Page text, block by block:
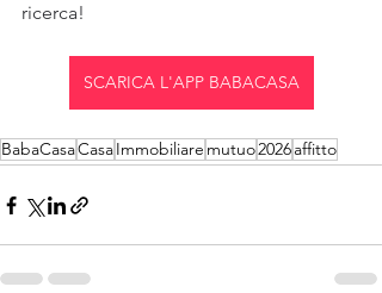
ricerca!
SCARICA L'APP BABACASA
BabaCasaCasaImmobiliare mutuo2026affitto